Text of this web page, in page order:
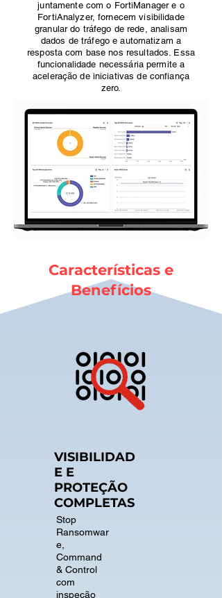
juntamente com o FortiManager e o
FortiAnalyzer, fornecem visibilidade
granular do tráfego de rede, analisam
dados de tráfego e automatizam a
resposta com base nos resultados. Essa
funcionalidade necessária permite a
aceleração de iniciativas de confiança
zero.
Características e
Benefícios
VISIBILIDAD
E E
PROTEÇÃO
COMPLETAS
Stop
Ransomwar
e,
Command
& Control
com
inspeção